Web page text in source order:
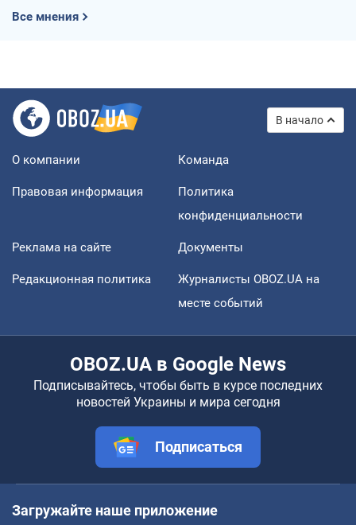
Все мнения
В начало
О компании Команда
Правовая информация
Политика
конфиденциальности
Реклама на сайте Документы
Редакционная политика
Журналисты OBOZ.UA на
месте событий
OBOZ.UA в Google News
Подписывайтесь, чтобы быть в курсе последних
новостей Украины и мира сегодня
Подписаться
Загружайте наше приложение